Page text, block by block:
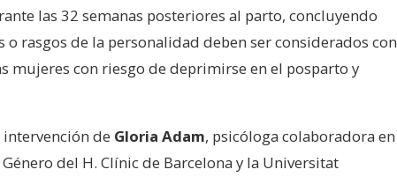
las 32 semanas posteriores al parto, concluyendo
rasgos de la personalidad deben ser considerados con
mujeres con riesgo de deprimirse en el posparto y
de Gloria Adam, psicóloga colaboradora en
del H. Clínic de Barcelona y la Universitat